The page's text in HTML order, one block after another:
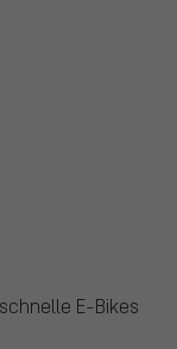
E-Bikes